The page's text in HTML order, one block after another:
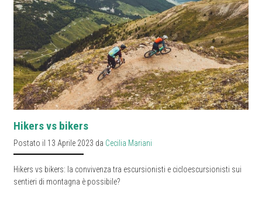
Hikers vs bikers
Postato il 13 Aprile 2023 da Cecilia Mariani
Hikers vs bikers: la convivenza tra escursionisti e cicloescursionisti sui
sentieri di montagna è possibile?